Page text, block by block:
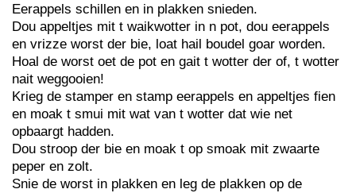
Eerappels schillen en in plakken snieden.
Dou appeltjes mit t waikwotter in n pot, dou eerappels
en vrizze worst der bie, loat hail boudel goar worden.
Hoal de worst oet de pot en gait t wotter der of, t wotter
nait weggooien!
Krieg de stamper en stamp eerappels en appeltjes fien
en moak t smui mit wat van t wotter dat wie net
opbaargt hadden.
Dou stroop der bie en moak t op smoak mit zwaarte
peper en zolt.
Snie de worst in plakken en leg de plakken op de